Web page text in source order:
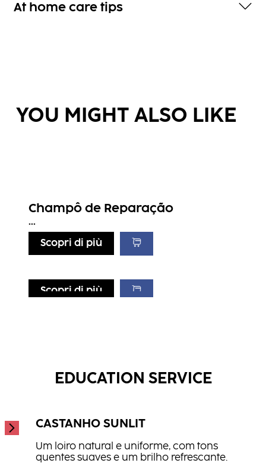
At home care tips
YOU MIGHT ALSO LIKE
Champô de Reparação
...
Scopri di più
Scopri di più
EDUCATION SERVICE
CASTANHO SUNLIT
Um loiro natural e uniforme, com tons
quentes suaves e um brilho refrescante.